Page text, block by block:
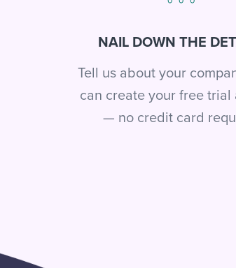
NAIL DOWN THE
Tell us about your
can create your free trial
— no credit card